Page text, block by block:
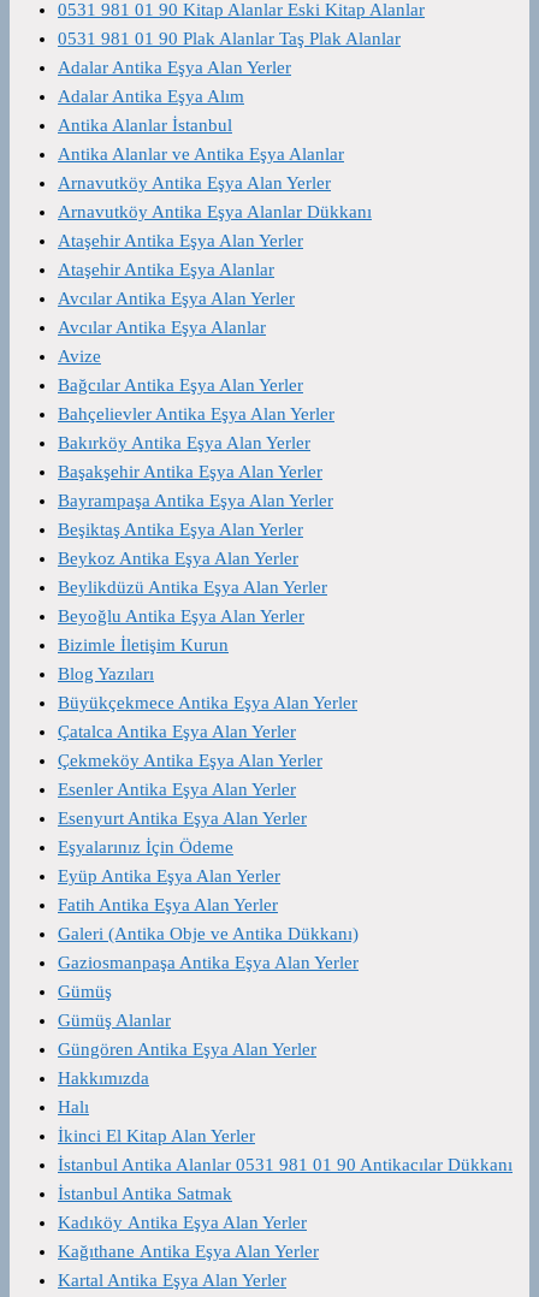
0531 981 01 90 Kitap Alanlar Eski Kitap Alanlar
0531 981 01 90 Plak Alanlar Taş Plak Alanlar
Adalar Antika Eşya Alan Yerler
Adalar Antika Eşya Alım
Antika Alanlar İstanbul
Antika Alanlar ve Antika Eşya Alanlar
Arnavutköy Antika Eşya Alan Yerler
Arnavutköy Antika Eşya Alanlar Dükkanı
Ataşehir Antika Eşya Alan Yerler
Ataşehir Antika Eşya Alanlar
Avcılar Antika Eşya Alan Yerler
Avcılar Antika Eşya Alanlar
Avize
Bağcılar Antika Eşya Alan Yerler
Bahçelievler Antika Eşya Alan Yerler
Bakırköy Antika Eşya Alan Yerler
Başakşehir Antika Eşya Alan Yerler
Bayrampaşa Antika Eşya Alan Yerler
Beşiktaş Antika Eşya Alan Yerler
Beykoz Antika Eşya Alan Yerler
Beylikdüzü Antika Eşya Alan Yerler
Beyoğlu Antika Eşya Alan Yerler
Bizimle İletişim Kurun
Blog Yazıları
Büyükçekmece Antika Eşya Alan Yerler
Çatalca Antika Eşya Alan Yerler
Çekmeköy Antika Eşya Alan Yerler
Esenler Antika Eşya Alan Yerler
Esenyurt Antika Eşya Alan Yerler
Eşyalarınız İçin Ödeme
Eyüp Antika Eşya Alan Yerler
Fatih Antika Eşya Alan Yerler
Galeri (Antika Obje ve Antika Dükkanı)
Gaziosmanpaşa Antika Eşya Alan Yerler
Gümüş
Gümüş Alanlar
Güngören Antika Eşya Alan Yerler
Hakkımızda
Halı
İkinci El Kitap Alan Yerler
İstanbul Antika Alanlar 0531 981 01 90 Antikacılar Dükkanı
İstanbul Antika Satmak
Kadıköy Antika Eşya Alan Yerler
Kağıthane Antika Eşya Alan Yerler
Kartal Antika Eşya Alan Yerler